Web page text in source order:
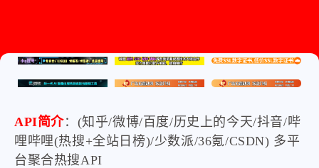
API简介：(知乎/微博/百度/历史上的今天/抖音/哔
哩哔哩(热搜+全站日榜)/少数派/36氪/CSDN) 多平
台聚合热搜API